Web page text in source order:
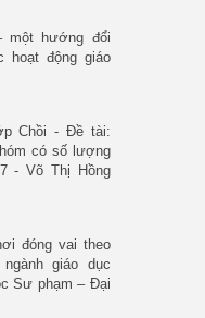
một hướng đổi
hoạt động giáo
Chồi - Đề tài:
có số lượng
- Võ Thị Hồng
đóng vai theo
giáo dục
Sư phạm – Đại